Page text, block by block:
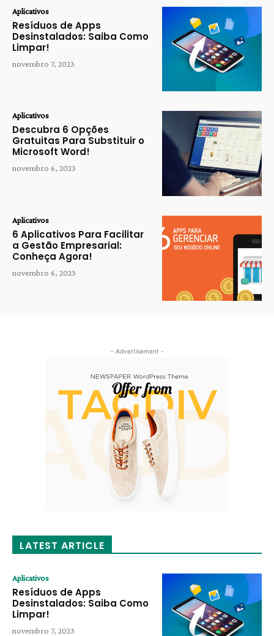
Aplicativos
Resíduos de Apps
Desinstalados: Saiba Como
Limpar!
novembro 7, 2023
Aplicativos
Descubra 6 Opções
Gratuitas Para Substituir o
Microsoft Word!
novembro 6, 2023
Aplicativos
6 Aplicativos Para Facilitar
a Gestão Empresarial:
Conheça Agora!
novembro 6, 2023
- Advertisement -
LATEST ARTICLE
Aplicativos
Resíduos de Apps
Desinstalados: Saiba Como
Limpar!
novembro 7, 2023